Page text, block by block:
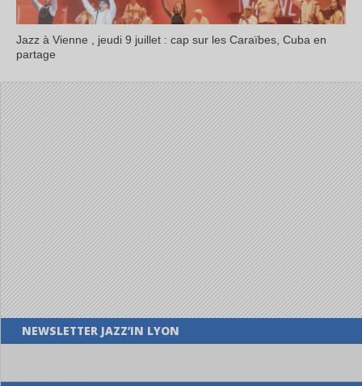
Jazz à Vienne , jeudi 9 juillet : cap sur les Caraïbes, Cuba en
partage
NEWSLETTER JAZZ’IN LYON